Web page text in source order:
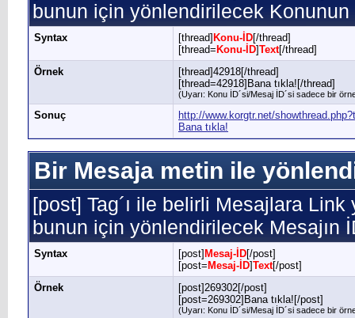
bunun için yönlendirilecek Konunun
Syntax [thread] Konu-İD[/thread]
[thread= Konu-İD]Text[/thread]
Örnek
[thread]42918[/thread]
[thread=42918]Bana tıkla![/thread]
(Uyarı: Konu İD´si/Mesaj İD´si sadece bir
Sonuç
http://www.korgtr.net/
Bana tıkla!
Bir Mesaja metin ile
[post] Tag´ı ile belirli Mesajlara
bunun için yönlendirilecek Mesajın
Syntax [post] Mesaj-İD[/post]
[post= Mesaj-İD]Text[/post]
Örnek
[post]269302[/post]
[post=269302]Bana tıkla![/post]
(Uyarı: Konu İD´si/Mesaj İD´si sadece bir